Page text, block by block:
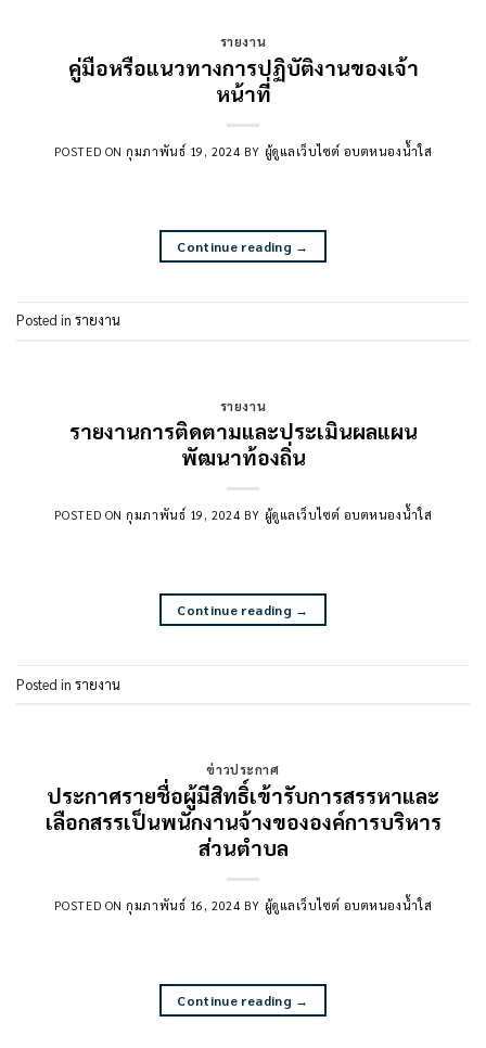
รายงาน
คู่มือหรือแนวทางการปฏิบัติงานของเจ้า
หน้าที่
POSTED ONกุมภาพันธ์ 19, 2024 BY ผู้ดูแลเว็บไซต์ อบตหนองน้ำใส
Continue reading →
Posted in รายงาน
รายงาน
รายงานการติดตามและประเมินผลแผน
พัฒนาท้องถิ่น
POSTED ONกุมภาพันธ์ 19, 2024 BY ผู้ดูแลเว็บไซต์ อบตหนองน้ำใส
Continue reading →
Posted in รายงาน
ข่าวประกาศ
ประกาศรายชื่อผู้มีสิทธิ์เข้ารับการสรรหาและ
เลือกสรรเป็นพนักงานจ้างขององค์การบริหาร
ส่วนตำบล
POSTED ONกุมภาพันธ์ 16, 2024 BY ผู้ดูแลเว็บไซต์ อบตหนองน้ำใส
Continue reading →